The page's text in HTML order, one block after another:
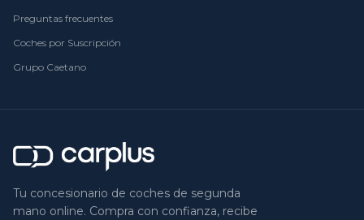
Preguntas frecuentes
Coches por Suscripción
Grupo Caetano
Tu concesionario de coches de segunda
mano online. Compra con confianza, recibe